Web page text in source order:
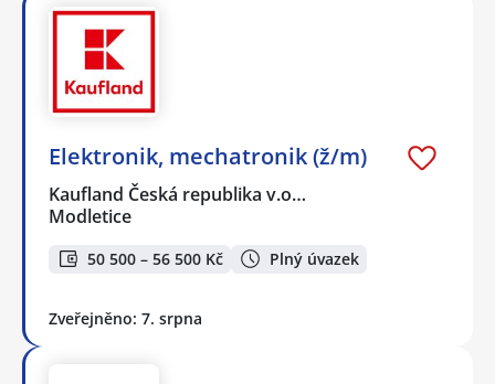
Elektronik, mechatronik (ž/m)
Kaufland Česká republika v.o…
Modletice
50 500 – 56 500 Kč Plný úvazek
Zveřejněno: 7. srpna